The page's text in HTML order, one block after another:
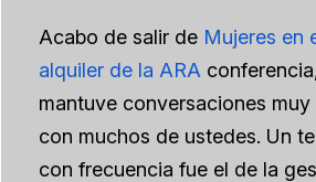
Acabo de salir de Mujeres en
alquiler de la ARA
mantuve conversaciones muy
con muchos de ustedes. Un
con frecuencia fue el de la